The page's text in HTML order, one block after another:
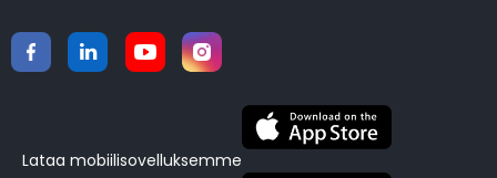
Lataa mobiilisovelluksemme